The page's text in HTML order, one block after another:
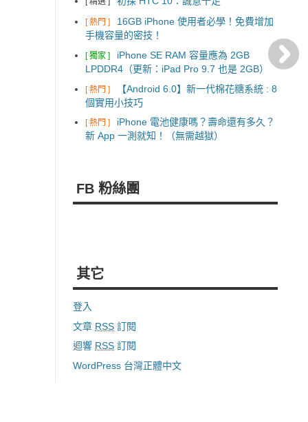
[ 熱門 ]
16GB iPhone 使用者必學！免費增加
手機容量的密技！
[ 獨家 ]
iPhone SE RAM 容量應為 2GB
LPDDR4（更新：iPad Pro 9.7 也是 2GB）
[ 熱門 ]
【Android 6.0】新一代棉花糖系統 : 8
個實用小技巧
[ 熱門 ]
iPhone 電池健康嗎？壽命還有多久？
新 App 一測就知！（無需越獄）
FB 粉絲團
其它
登入
文章 RSS 訂閱
迴響 RSS 訂閱
WordPress 台灣正體中文